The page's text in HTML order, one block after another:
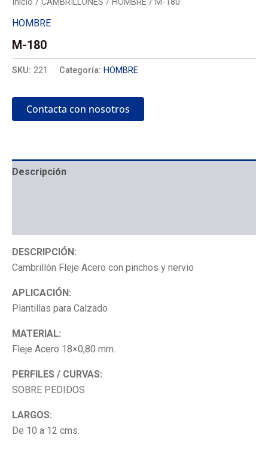
HOMBRE
M-180
SKU: 221 Categoría: HOMBRE
Contacta con nosotros
Descripción
DESCRIPCIÓN:
Cambrillón Fleje Acero con pinchos y nervio
APLICACIÓN:
Plantillas para Calzado
MATERIAL:
Fleje Acero 18×0,80 mm.
PERFILES / CURVAS:
SOBRE PEDIDOS
LARGOS:
De 10 a 12 cms.